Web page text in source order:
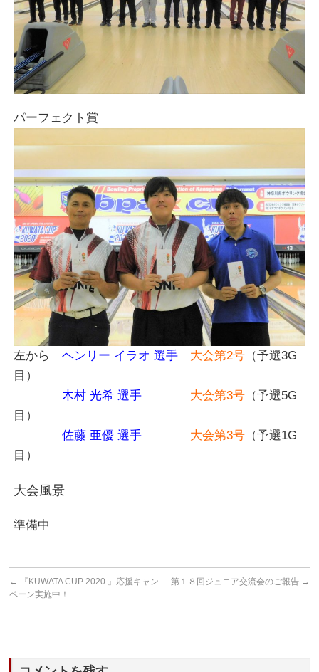
パーフェクト賞
左からヘンリー イラオ 選手 大会第2号 （予選3G
目）
木村 光希 選手 大会第3号 （予選5G
目）
佐藤 亜優 選手 大会第3号 （予選1G
目）
大会風景
準備中
←
『KUWATA CUP 2020 』応援キャン
ペーン実施中！
第１８回ジュニア交流会のご報告 →